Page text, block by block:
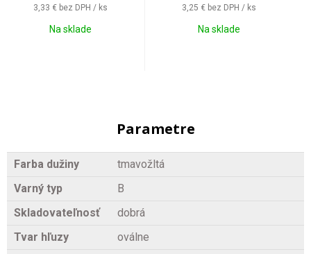
3,33 € bez DPH / ks
Na sklade
3,25 € bez DPH / ks
Na sklade
Parametre
Farba dužiny
tmavožltá
Varný typ
B
Skladovateľnosť
dobrá
Tvar hľuzy
oválne